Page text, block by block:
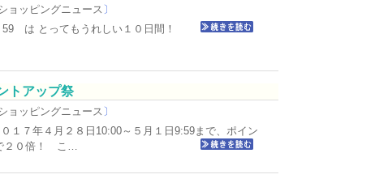
ョッピングニュース 〕
は とってもうれしい１０日間！
トアップ祭
ョッピングニュース 〕
１７年４月２８日10:00～５月１日9:59まで、ポイン
２０倍！ こ…